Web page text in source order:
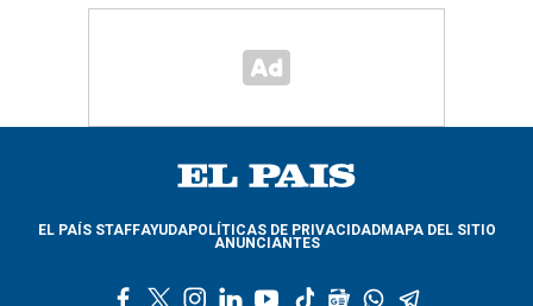
EL PAÍS STAFFAYUDAPOLÍTICAS DE PRIVACIDADMAPA DEL SITIO
ANUNCIANTES
l y t g w